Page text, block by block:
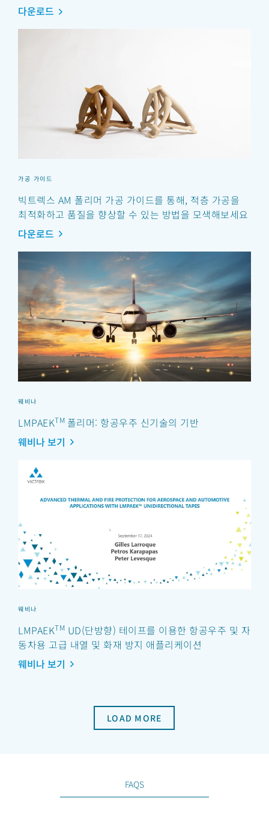
다운로드
가공 가이드
빅트렉스 AM 폴리머 가공 가이드를 통해, 적층 가공을
최적화하고 품질을 향상할 수 있는 방법을 모색해보세요
다운로드
웨비나
LMPAEKTM 폴리머: 항공우주 신기술의 기반
웨비나 보기
웨비나
LMPAEKTM UD(단방향) 테이프를 이용한 항공우주 및 자
동차용 고급 내열 및 화재 방지 애플리케이션
웨비나 보기
LOAD MORE
FAQS